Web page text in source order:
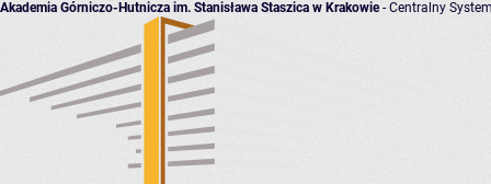
Akademia Górniczo-Hutnicza im. Stanisława Staszica w Krakowie- Centralny